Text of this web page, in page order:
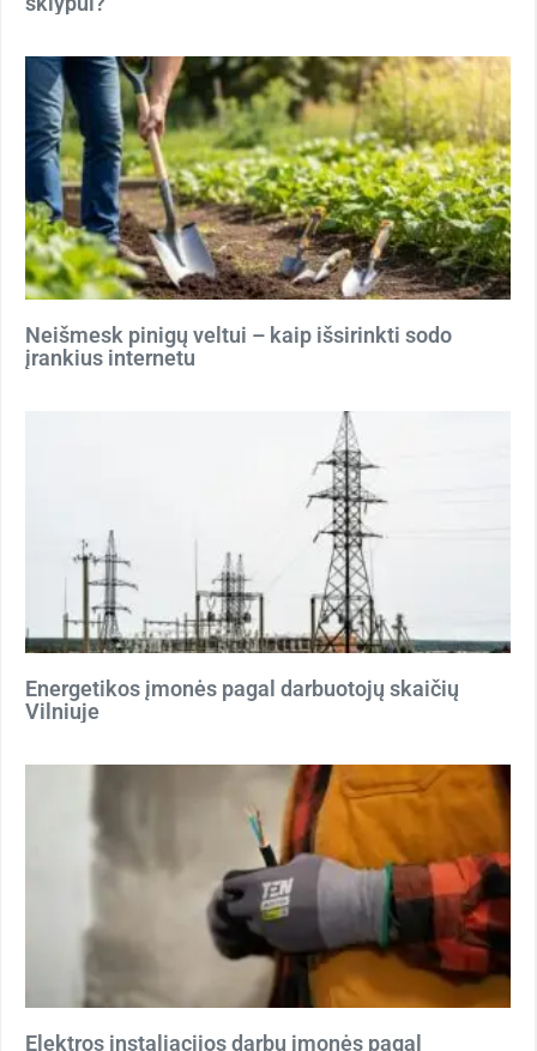
Neišmesk pinigų veltui – kaip išsirinkti sodo
įrankius internetu
Energetikos įmonės pagal darbuotojų skaičių
Vilniuje
Elektros instaliacijos darbų įmonės pagal